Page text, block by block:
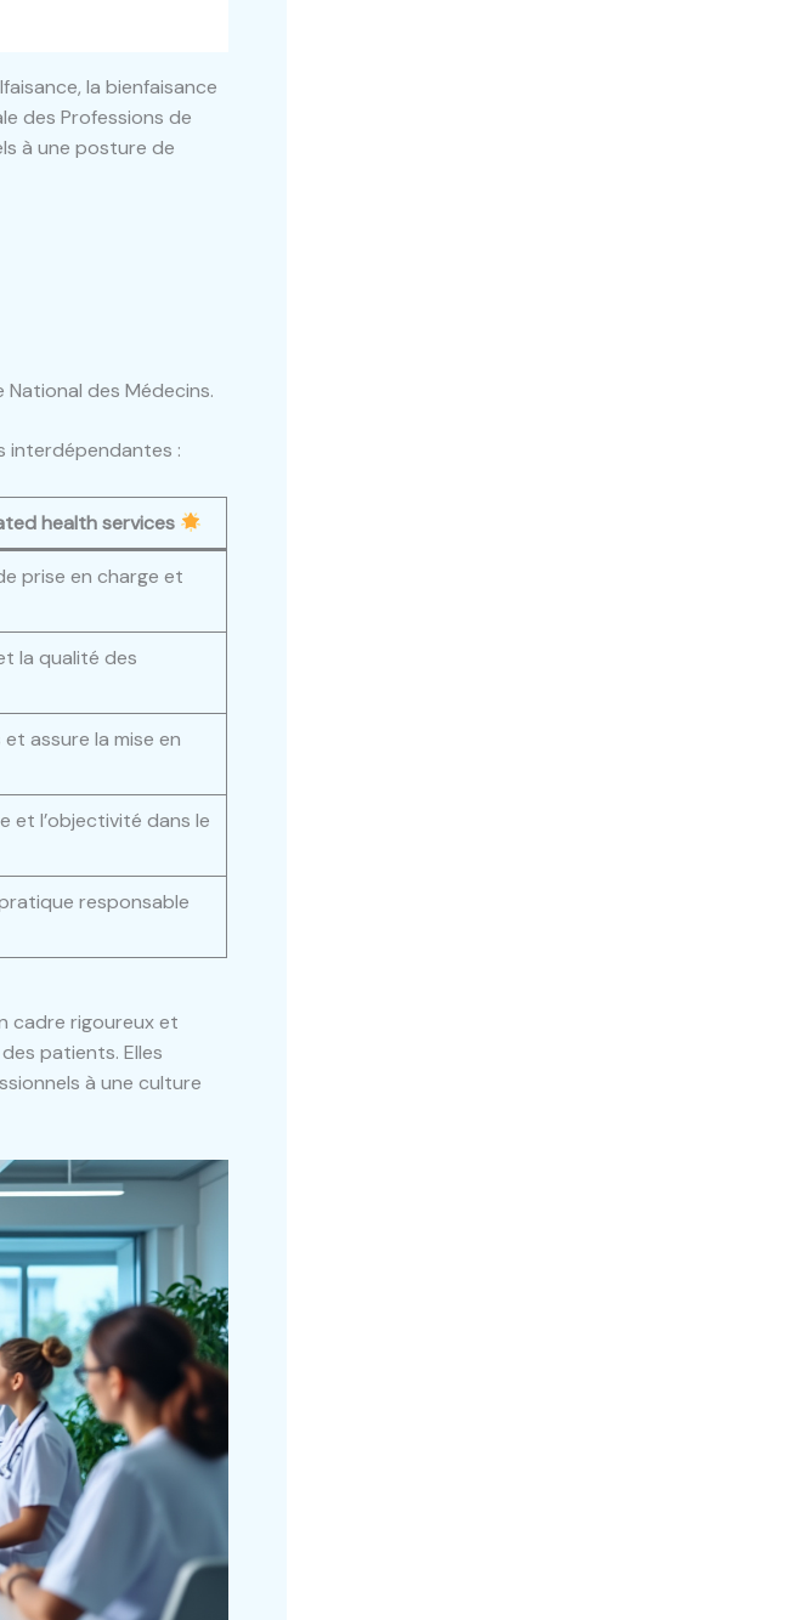
la bienfaisance
des Professions de
à une posture de
des Médecins.
interdépendantes :
health services
prise en charge et
la qualité des
assure la mise en
et l’objectivité dans le
responsable
cadre rigoureux et
patients. Elles
à une culture